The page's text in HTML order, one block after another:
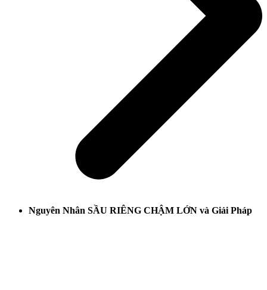
Nguyên Nhân SẦU RIÊNG CHẬM LỚN và Giải Pháp